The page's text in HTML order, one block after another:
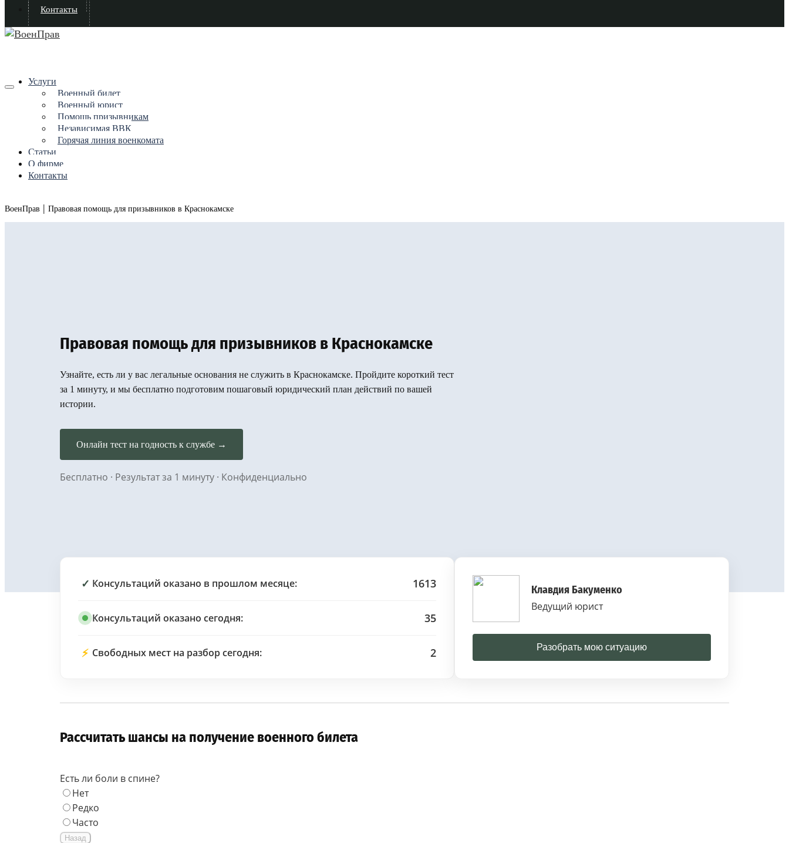
Контакты
Услуги
Военный билет
Военный юрист
Помощь призывникам
Независимая ВВК
Горячая линия военкомата
Статьи
О фирме
Контакты
ВоенПрав | Правовая помощь для призывников в Краснокамске
Правовая помощь для призывников в Краснокамске
Узнайте, есть ли у вас легальные основания не служить в Краснокамске. Пройдите короткий тест
за 1 минуту, и мы бесплатно подготовим пошаговый юридический план действий по вашей
истории.
Онлайн тест на годность к службе →
Бесплатно · Результат за 1 минуту · Конфиденциально
✓ Консультаций оказано в прошлом месяце: 1613
Консультаций оказано сегодня: 35
⚡ Свободных мест на разбор сегодня: 2
Клавдия Бакуменко
Ведущий юрист
Разобрать мою ситуацию
Рассчитать шансы на получение военного билета
Есть ли боли в спине?
Нет
Редко
Часто
Назад